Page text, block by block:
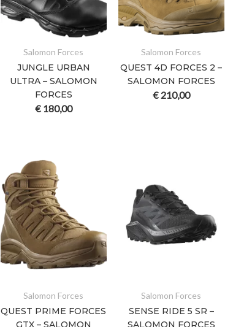
Salomon Forces
JUNGLE URBAN
ULTRA – SALOMON
FORCES
€180,00
Salomon Forces
QUEST 4D FORCES 2 –
SALOMON FORCES
€210,00
Salomon Forces
QUEST PRIME FORCES
GTX – SALOMON
Salomon Forces
SENSE RIDE 5 SR –
SALOMON FORCES